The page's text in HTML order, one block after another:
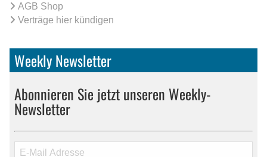
AGB Shop
Verträge hier kündigen
Weekly Newsletter
Abonnieren Sie jetzt unseren Weekly-
Newsletter